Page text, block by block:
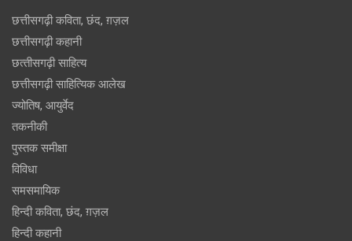
छत्तीसगढ़ी कविता, छंद, ग़ज़ल
छत्तीसगढ़ी कहानी
छत्‍तीसगढ़ी साहित्‍य
छत्तीसगढ़ी साहित्यिक आलेख
ज्योतिष, आयुर्वेद
तकनीकी
पुस्‍तक समीक्षा
विविधा
समसमायिक
हिन्दी कविता, छंद, ग़ज़ल
हिन्दी कहानी